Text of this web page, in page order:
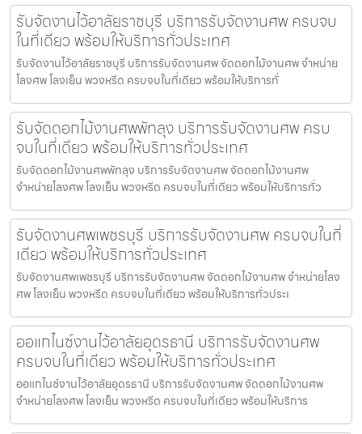
รับจัดงานไว้อาลัยราชบุรี บริการรับจัดงานศพ ครบจบ
ในที่เดียว พร้อมให้บริการทั่วประเทศ
รับจัดงานไว้อาลัยราชบุรี บริการรับจัดงานศพ จัดดอกไม้งานศพ จำหน่าย
โลงศพ โลงเย็น พวงหรีด ครบจบในที่เดียว พร้อมให้บริการทั่
รับจัดดอกไม้งานศพพัทลุง บริการรับจัดงานศพ ครบ
จบในที่เดียว พร้อมให้บริการทั่วประเทศ
รับจัดดอกไม้งานศพพัทลุง บริการรับจัดงานศพ จัดดอกไม้งานศพ
จำหน่ายโลงศพ โลงเย็น พวงหรีด ครบจบในที่เดียว พร้อมให้บริการทั่ว
รับจัดงานศพเพชรบุรี บริการรับจัดงานศพ ครบจบในที่
เดียว พร้อมให้บริการทั่วประเทศ
รับจัดงานศพเพชรบุรี บริการรับจัดงานศพ จัดดอกไม้งานศพ จำหน่ายโลง
ศพ โลงเย็น พวงหรีด ครบจบในที่เดียว พร้อมให้บริการทั่วประเ
ออแกไนซ์งานไว้อาลัยอุดรธานี บริการรับจัดงานศพ
ครบจบในที่เดียว พร้อมให้บริการทั่วประเทศ
ออแกไนซ์งานไว้อาลัยอุดรธานี บริการรับจัดงานศพ จัดดอกไม้งานศพ
จำหน่ายโลงศพ โลงเย็น พวงหรีด ครบจบในที่เดียว พร้อมให้บริการ